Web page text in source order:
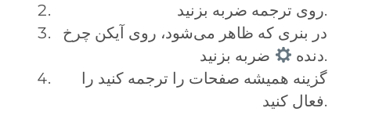
روی ترجمه ضربه بزنید.
در بنری که ظاهر می‌شود، روی آیکن چرخ
دندهضربه بزنید.
گزینه همیشه صفحات را ترجمه کنید را
فعال کنید.